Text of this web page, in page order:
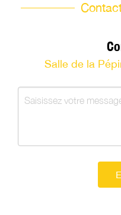
Salle de la